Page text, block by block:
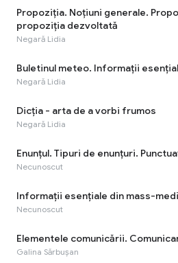
Propoziţia. Noţiuni generale.
propoziţia dezvoltată
Negară Lidia
Buletinul meteo. Informaţii
Negară Lidia
Dicţia - arta de a vorbi frumos
Negară Lidia
Enunţul. Tipuri de enunţuri.
Necunoscut
Informaţii esenţiale din mass-
Necunoscut
Elementele comunicării.
Galina Sărbușan